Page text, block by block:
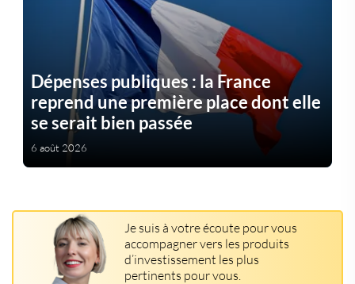
Dépenses publiques : la France
reprend une première place dont elle
se serait bien passée
6 août 2026
Je suis à votre écoute pour vous
accompagner vers les produits
d’investissement les plus
pertinents pour vous.